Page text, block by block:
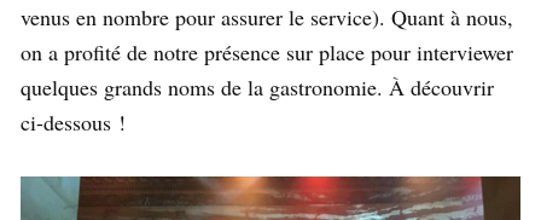
venus en nombre pour assurer le service). Quant à nous,
on a profité de notre présence sur place pour interviewer
quelques grands noms de la gastronomie. À découvrir
ci-dessous !